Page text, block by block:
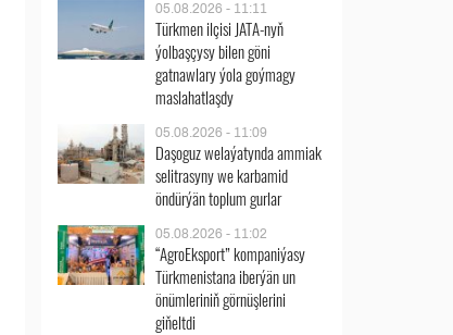
05.08.2026 - 11:11
Türkmen ilçisi JATA-nyň
ýolbaşçysy bilen göni
gatnawlary ýola goýmagy
maslahatlaşdy
05.08.2026 - 11:09
Daşoguz welaýatynda ammiak
selitrasyny we karbamid
öndürýän toplum gurlar
05.08.2026 - 11:02
“AgroEksport” kompaniýasy
Türkmenistana iberýän un
önümleriniň görnüşlerini
giňeltdi